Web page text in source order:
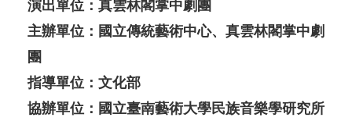
演出單位：真雲林閣掌中劇團
主辦單位：國立傳統藝術中心、真雲林閣掌中劇
團
指導單位：文化部
協辦單位：國立臺南藝術大學民族音樂學研究所